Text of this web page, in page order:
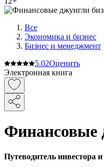
Все
Экономика и бизнес
Бизнес и менеджмент
5.02Оценить
Электронная книга
Финансовые
Путеводитель инвестора